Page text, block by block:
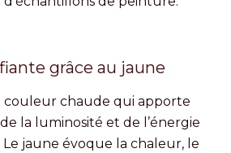
grâce au jaune
couleur chaude qui apporte
la luminosité et de l’énergie
jaune évoque la chaleur, le